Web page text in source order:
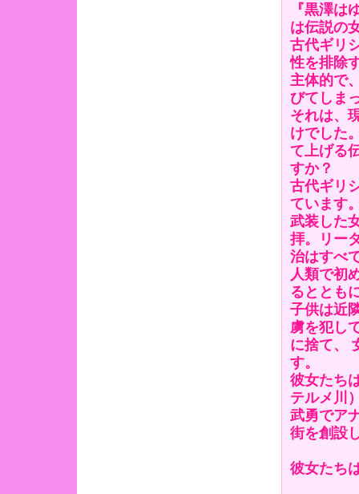
『黒澤は
は伝説の
古代ギリ
性を排除
主体的で
びてしま
それは、
けでした
て上げる
すか？
古代ギリ
ています
武装した
拝。リー
治はすべ
人類で初
るととも
子供は近
虜を犯し
に捨て、
す。
彼女たち
テルメ川
武勇でア
街を創設
彼女たち